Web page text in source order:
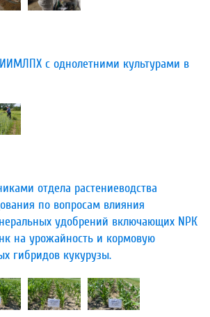
с однолетними культурами в
отдела растениеводства
по вопросам влияния
удобрений включающих NРК
на урожайность и кормовую
гибридов кукурузы.